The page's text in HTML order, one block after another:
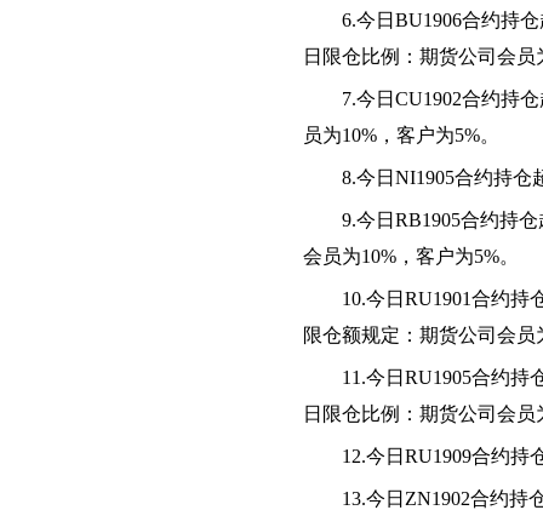
6.今日BU1906合约持
日限仓比例：期货公司会员
7.今日CU1902合约持
员为10%，客户为5%。
8.今日NI1905合约持仓
9.今日RB1905合约持
会员为10%，客户为5%。
10.今日RU1901合约持
限仓额规定：期货公司会员
11.今日RU1905合约持
日限仓比例：期货公司会员
12.今日RU1909合约持
13.今日ZN1902合约持